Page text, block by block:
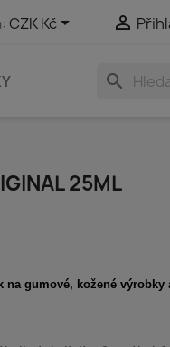
CZK Kč 
search
25ML
gumové, kožené výrobky